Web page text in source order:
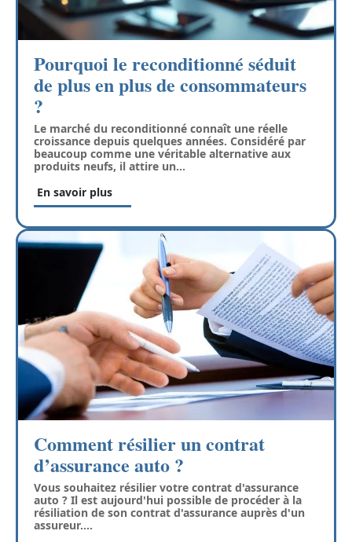
Pourquoi le reconditionné séduit
de plus en plus de consommateurs
?
Le marché du reconditionné connaît une réelle
croissance depuis quelques années. Considéré par
beaucoup comme une véritable alternative aux
produits neufs, il attire un…
En savoir plus
Comment résilier un contrat
d’assurance auto ?
Vous souhaitez résilier votre contrat d'assurance
auto ? Il est aujourd'hui possible de procéder à la
résiliation de son contrat d'assurance auprès d'un
assureur.…